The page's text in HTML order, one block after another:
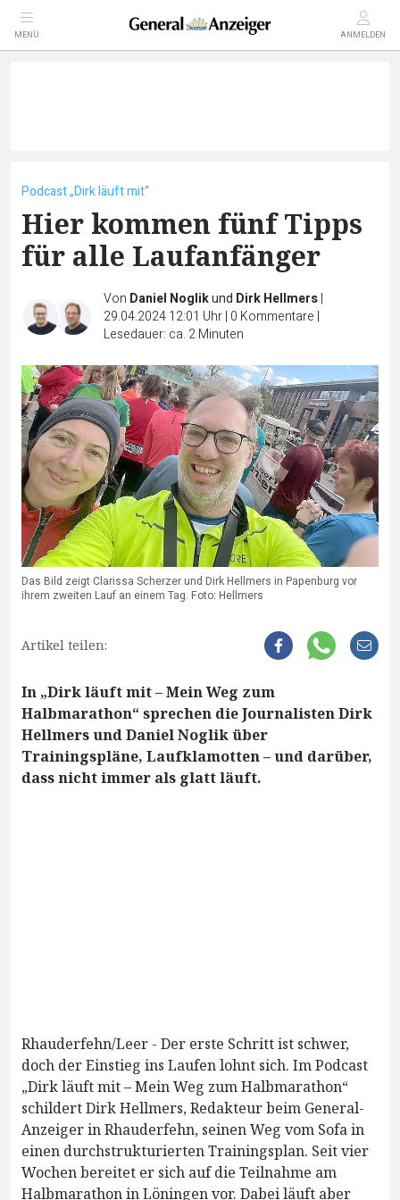
MENÜ ANMELDEN
Podcast „Dirk läuft mit“
Hier kommen fünf Tipps
für alle Laufanfänger
Von Daniel Noglikund Dirk Hellmers|
29.04.2024 12:01 Uhr| 0 Kommentare |
Lesedauer: ca. 2 Minuten
Das Bild zeigt Clarissa Scherzer und Dirk Hellmers in Papenburg vor
ihrem zweiten Lauf an einem Tag. Foto: Hellmers
Artikel teilen:
In „Dirk läuft mit – Mein Weg zum
Halbmarathon“ sprechen die Journalisten Dirk
Hellmers und Daniel Noglik über
Trainingspläne, Laufklamotten – und darüber,
dass nicht immer als glatt läuft.
Rhauderfehn/Leer - Der erste Schritt ist schwer,
doch der Einstieg ins Laufen lohnt sich. Im Podcast
„Dirk läuft mit – Mein Weg zum Halbmarathon“
schildert Dirk Hellmers, Redakteur beim General-
Anzeiger in Rhauderfehn, seinen Weg vom Sofa in
einen durchstrukturierten Trainingsplan. Seit vier
Wochen bereitet er sich auf die Teilnahme am
Halbmarathon in Löningen vor. Dabei läuft aber